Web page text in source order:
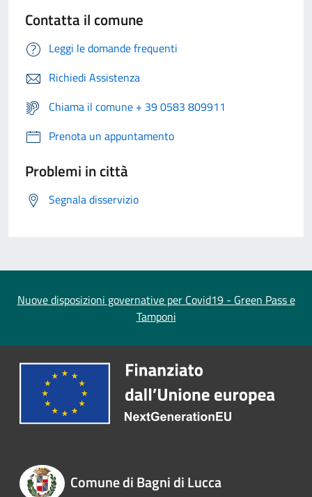
Contatta il comune
Leggi le domande frequenti
Richiedi Assistenza
Chiama il comune + 39 0583 809911
Prenota un appuntamento
Problemi in città
Segnala disservizio
Nuove disposizioni governative per Covid19 - Green Pass e
Tamponi
Comune di Bagni di Lucca